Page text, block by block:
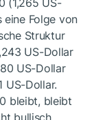
(1,265 US-
Folge von
Struktur
US-Dollar
US-Dollar
US-Dollar.
bleibt, bleibt